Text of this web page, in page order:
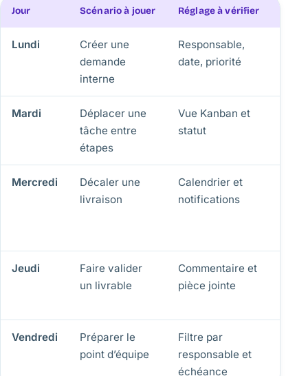
Jour Scénario à jouer Réglage à vérifier
Lundi
Créer une
demande
interne
Responsable,
date, priorité
Mardi
Déplacer une
tâche entre
étapes
Vue Kanban et
statut
Mercredi
Décaler une
livraison
Calendrier et
notifications
Jeudi
Faire valider
un livrable
Commentaire et
pièce jointe
Vendredi
Préparer le
point d’équipe
Filtre par
responsable et
échéance